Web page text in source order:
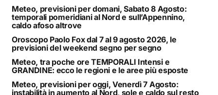
Meteo, previsioni per domani, Sabato 8 Agosto:
temporali pomeridiani al Nord e sull’Appennino,
caldo afoso altrove
Oroscopo Paolo Fox dal 7 al 9 agosto 2026, le
previsioni del weekend segno per segno
Meteo, tra poche ore TEMPORALI Intensi e
GRANDINE: ecco le regioni e le aree più esposte
Meteo, previsioni per oggi, Venerdì 7 Agosto:
instabilità in aumento al Nord, sole e caldo sul resto